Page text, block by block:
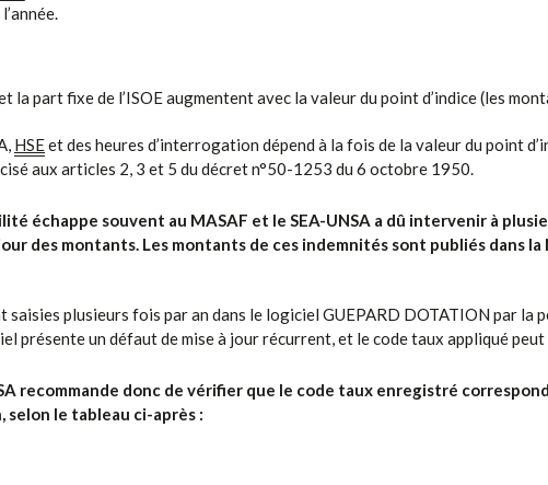
la part fixe de l’ISOE augmentent avec la valeur du point d’indice (les
HSEet des heures d’interrogation dépend à la fois de la valeur du point
aux articles 2, 3 et 5 du décret n°50-1253 du 6 octobre 1950.
échappe souvent au MASAF et le SEA-UNSA a dû intervenir à
des montants. Les montants de ces indemnités sont publiés dans la
saisies plusieurs fois par an dans le logiciel GUEPARD DOTATION par la
présente un défaut de mise à jour récurrent, et le code taux appliqué
recommande donc de vérifier que le code taux enregistré
selon le tableau ci-après :